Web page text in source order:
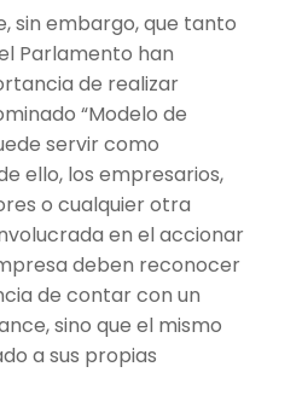
sin embargo, que tanto
Parlamento han
de realizar
“Modelo de
servir como
ello, los empresarios,
o cualquier otra
en el accionar
deben reconocer
de contar con un
sino que el mismo
a sus propias